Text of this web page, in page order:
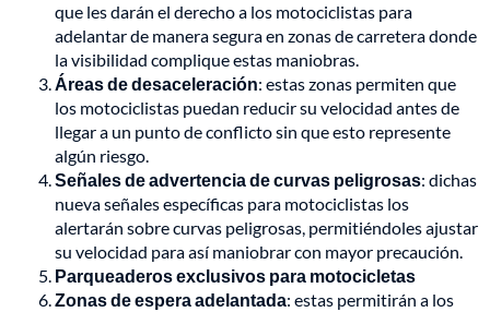
que les darán el derecho a los motociclistas para
adelantar de manera segura en zonas de carretera donde
la visibilidad complique estas maniobras.
Áreas de desaceleración: estas zonas permiten que
los motociclistas puedan reducir su velocidad antes de
llegar a un punto de conflicto sin que esto represente
algún riesgo.
Señales de advertencia de curvas peligrosas: dichas
nueva señales específicas para motociclistas los
alertarán sobre curvas peligrosas, permitiéndoles ajustar
su velocidad para así maniobrar con mayor precaución.
Parqueaderos exclusivos para motocicletas
Zonas de espera adelantada: estas permitirán a los